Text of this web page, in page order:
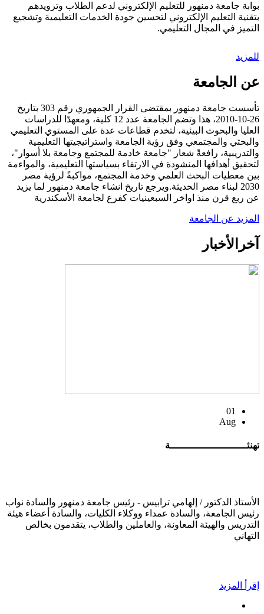
بوابة جامعة دمنهور للتعليم الإلكتروني لدعم الطلاب وتزويدهم
بتقنية التعليم الإلكتروني لتحسين جودة الخدمات التعليمية وتشجيع
التميز في المجال التعليمي.
للمزيد
عن الجامعة
تأسست جامعة دمنهور بمقتضى القرار الجمهوري رقم 303 بتاريخ
26-10-2010، هذا وتضم الجامعة عدد 12 كلية، ومعهدًا للدراسات
العليا والبحوث البيئية، لتخدم قطاعات عدة على المستوي التعليمي
والبحثي والمجتمعي وفق رؤية الجامعة واستراتيجيتها التعليمية
والتدريبية، رافعةً شعار "جامعة خادمة للمجتمع وجامعة بلا أسوار"،
لتحقيق أهدافها المنشودة في الارتقاء بسياستها التعليمية، والمواءمة
بين معطيات البحث العلمي وخدمة المجتمع، مواكبةً لرؤية مصر
2030 لبناء مصر الحديثة.ويرجع تاريخ انشاء جامعة دمنهور لما يزيد
عن ربع قرن منذ اواخر السبعينيات كفرع لجامعة الأسكندرية
المزيد عن الجامعة
آخر الأخبار
01
Aug
تهنئــــــــــــــــــــــــــة
الأستاذ الدكتور / إلهامي ترابيس - رئيس جامعة دمنهور والسادة نواب
رئيس الجامعة، والسادة عمداء ووكلاء الكليات، والسادة أعضاء هيئة
التدريس والهيئة المعاونة، والعاملين والطلاب، يتقدمون بخالص
التهاني
إقرأ المزيد